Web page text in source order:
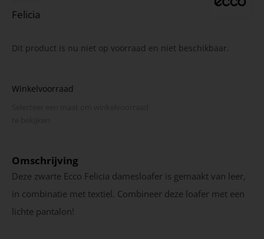
Felicia
Dit product is nu niet op voorraad en niet beschikbaar.
Winkelvoorraad
Omschrijving
Deze zwarte Ecco Felicia damesloafer is gemaakt van leer,
in combinatie met textiel. Combineer deze loafer met een
lichte pantalon!